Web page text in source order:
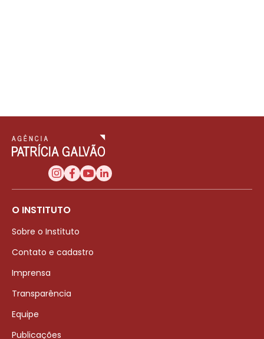
O INSTITUTO
Sobre o Instituto
Contato e cadastro
Imprensa
Transparência
Equipe
Publicações